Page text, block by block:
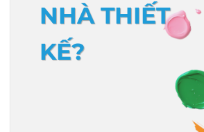
NHÀ THIẾT
KẾ?